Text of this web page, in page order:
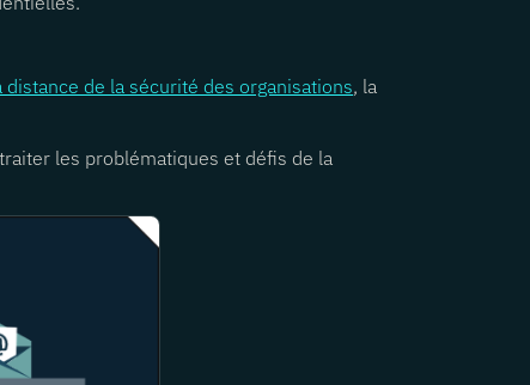
distance de la sécurité des organisations, la
les problématiques et défis de la